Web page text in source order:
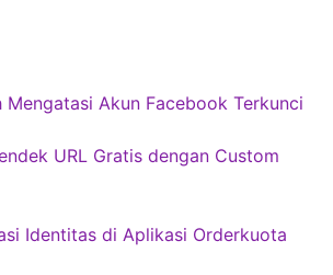
Mengatasi Akun Facebook Terkunci
URL Gratis dengan Custom
Identitas di Aplikasi Orderkuota